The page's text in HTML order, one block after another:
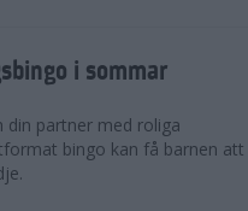
i sommar
din partner med roliga
bingo kan få barnen att